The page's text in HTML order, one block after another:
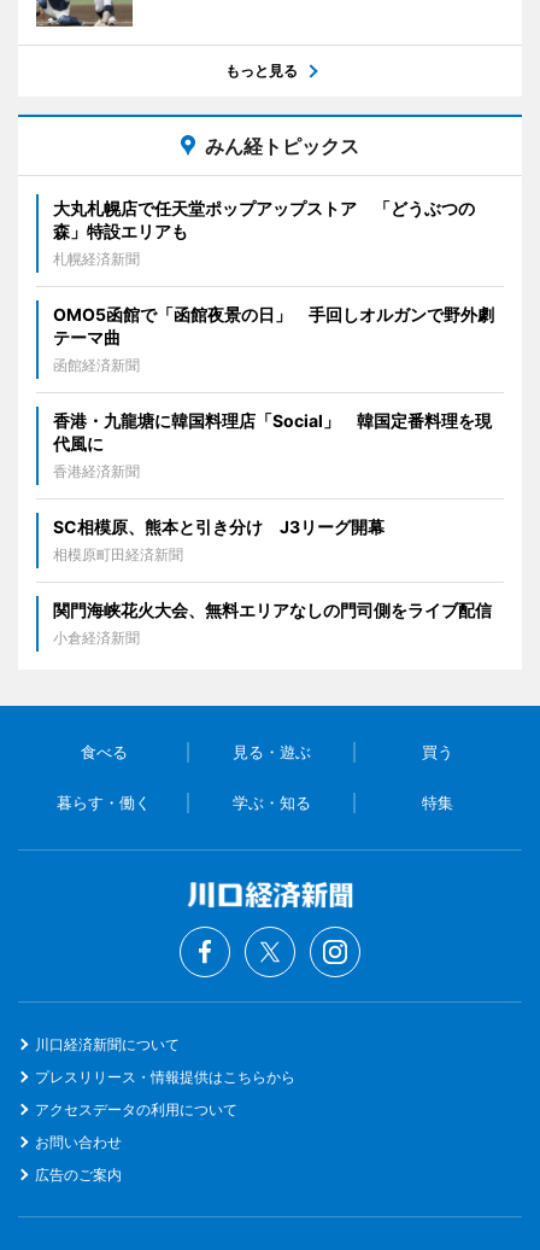
もっと見る
みん経トピックス
大丸札幌店で任天堂ポップアップストア 「どうぶつの
森」特設エリアも
札幌経済新聞
OMO5函館で「函館夜景の日」 手回しオルガンで野外劇
テーマ曲
函館経済新聞
香港・九龍塘に韓国料理店「Social」 韓国定番料理を現
代風に
香港経済新聞
SC相模原、熊本と引き分け J3リーグ開幕
相模原町田経済新聞
関門海峡花火大会、無料エリアなしの門司側をライブ配信
小倉経済新聞
食べる 見る・遊ぶ 買う
暮らす・働く 学ぶ・知る 特集
川口経済新聞について
プレスリリース・情報提供はこちらから
アクセスデータの利用について
お問い合わせ
広告のご案内